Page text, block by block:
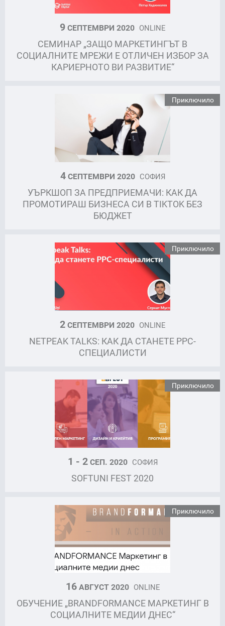
9СЕПТЕМВРИ 2020 ONLINE
СЕМИНАР „ЗАЩО МАРКЕТИНГЪТ В
СОЦИАЛНИТЕ МРЕЖИ Е ОТЛИЧЕН ИЗБОР ЗА
КАРИЕРНОТО ВИ РАЗВИТИЕ“
Приключило
4СЕПТЕМВРИ 2020 СОФИЯ
УЪРКШОП ЗА ПРЕДПРИЕМАЧИ: КАК ДА
ПРОМОТИРАШ БИЗНЕСА СИ В TIKTOK БЕЗ
БЮДЖЕТ
Приключило
2СЕПТЕМВРИ 2020 ONLINE
NETPEAK TALKS: КАК ДА СТАНЕТЕ PPC-
СПЕЦИАЛИСТИ
Приключило
1 - 2СЕП. 2020 СОФИЯ
SOFTUNI FEST 2020
Приключило
16АВГУСТ 2020 ONLINE
ОБУЧЕНИЕ „BRANDFORMANCE МАРКЕТИНГ В
СОЦИАЛНИТЕ МЕДИИ ДНЕС“